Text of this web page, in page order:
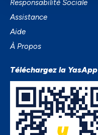
Responsabilité Sociale
Assistance
Aide
À Propos
Téléchargez la YasApp